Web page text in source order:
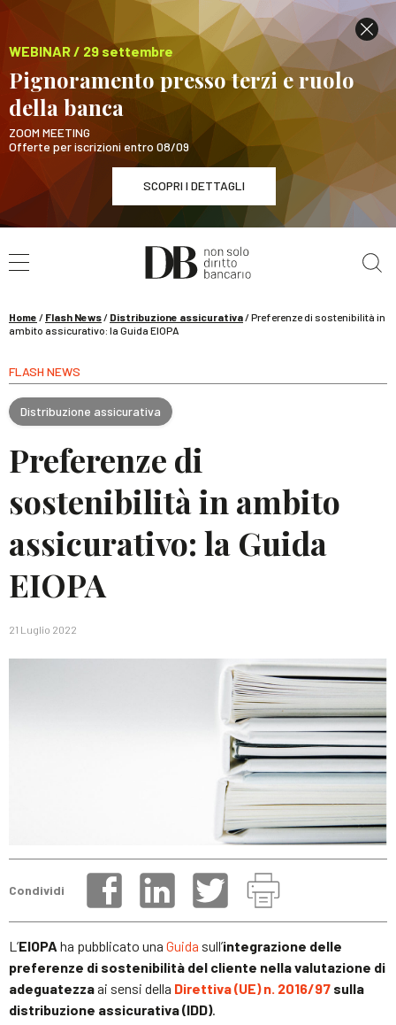
WEBINAR / 29 settembre
Pignoramento presso terzi e ruolo
della banca
ZOOM MEETING
Offerte per iscrizioni entro 08/09
SCOPRI I DETTAGLI
WEBINAR / 29 settembre
Pignoramento presso terzi e ruolo della banca
Home / Flash News/ Distribuzione assicurativa/Preferenze di sostenibilità in
ambito assicurativo: la Guida EIOPA
FLASH NEWS
Distribuzione assicurativa
Preferenze di
sostenibilità in ambito
assicurativo: la Guida
EIOPA
21 Luglio 2022
Condividi
L’EIOPA ha pubblicato una Guida sull’integrazione delle
preferenze di sostenibilità del cliente nella valutazione di
adeguatezzaai sensi della Direttiva (UE) n. 2016/97 sulla
distribuzione assicurativa (IDD).